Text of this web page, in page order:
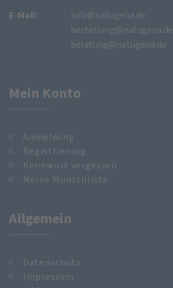
E-Mail:
info@natugena.de
bestellung@natugena.de
beratung@natugena.de
Mein Konto
Anmeldung
Registrierung
Kennwort vergessen
Meine Wunschliste
Allgemein
Datenschutz
Impressum